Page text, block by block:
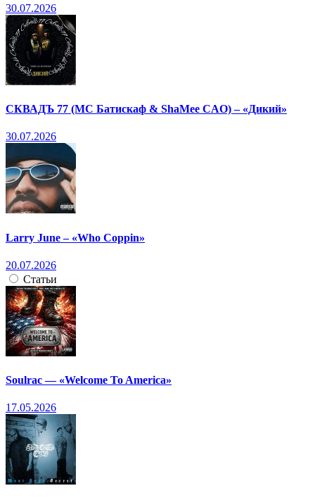
30.07.2026
СКВАДЪ 77 (МС Батискаф & ShaMee CAO) – «Дикий»
30.07.2026
Larry June – «Who Coppin»
20.07.2026
Статьи
Soulrac — «Welcome To America»
17.05.2026